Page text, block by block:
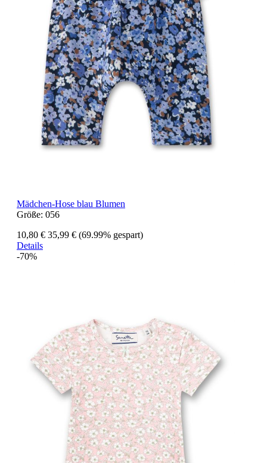
Mädchen-Hose blau Blumen
Größe: 056
10,80 € 35,99 € (69.99% gespart)
Details
-70%